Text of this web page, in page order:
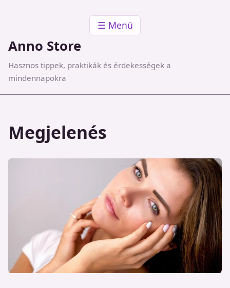
☰ Menü
Anno Store
Hasznos tippek, praktikák és érdekességek a
mindennapokra
Megjelenés